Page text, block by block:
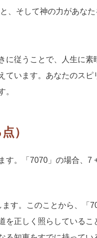
、そして神の力があな
に従うことで、人生に素
ています。あなたのスピ
。
）
す。「7070」の場合、7
す。このことから、「
を正しく照らしているこ